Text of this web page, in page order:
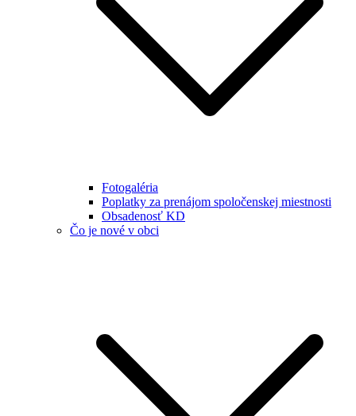
Fotogaléria
Poplatky za prenájom spoločenskej miestnosti
Obsadenosť KD
Čo je nové v obci